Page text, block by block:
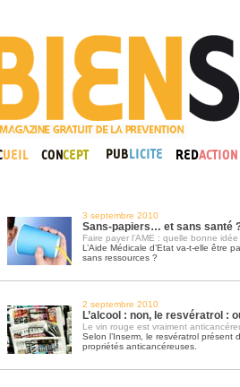
3 septembre 2010
Sans-papiers… et sans santé
Faire payer l’AME : quelle bonne idée
L’Aide Médicale d’Etat va-t-elle être
sans ressources ?
2 septembre 2010
L’alcool : non, le resvératrol :
Le vin rouge est vraiment
Selon l’Inserm, le resvératrol présent
propriétés anticancéreuses.